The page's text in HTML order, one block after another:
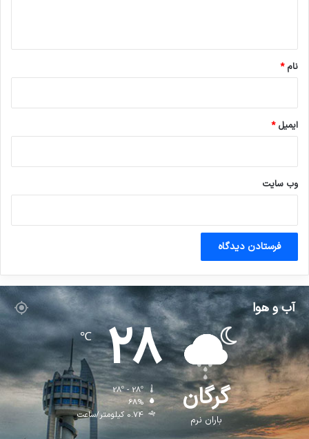
نام*
ایمیل*
وب‌ سایت
آب و هوا
گرگان
باران نرم
28
℃
28º - 28º
68%
0.74 کیلومتر/ساعت